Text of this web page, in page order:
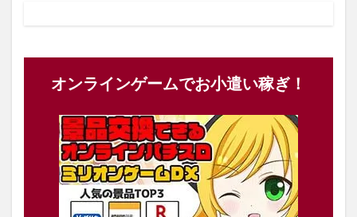
オンラインゲームでお小遣い稼ぎ！